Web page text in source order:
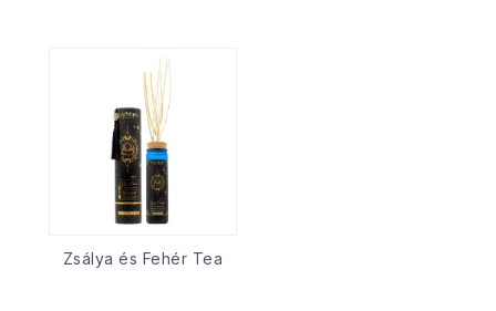
Zsálya és Fehér Tea